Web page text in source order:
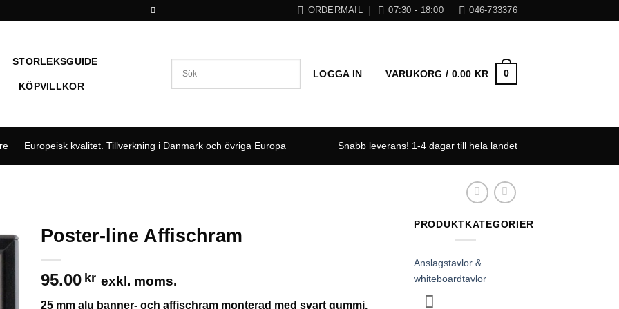
ORDERMAIL 07:30 - 18:00 046-733376
STORLEKSGUIDE
KÖPVILLKOR
LOGGA IN VARUKORG / 0.00 KR 0
Europeisk kvalitet. Tillverkning i Danmark och övriga Europa Snabb leverans! 1-4 dagar till hela landet
Poster-line Affischram
95.00 kr exkl. moms.
25 mm alu banner- och affischram monterad med svart gummi.
PRODUKTKATEGORIER
Anslagstavlor &
whiteboardtavlor